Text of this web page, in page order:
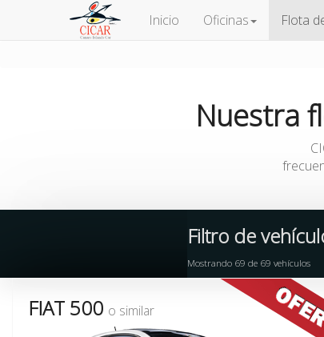
Inicio Oficinas Flota
Nuestra
Filtro de
Mostrando 69 de 69 vehículos
FIAT 500 o similar